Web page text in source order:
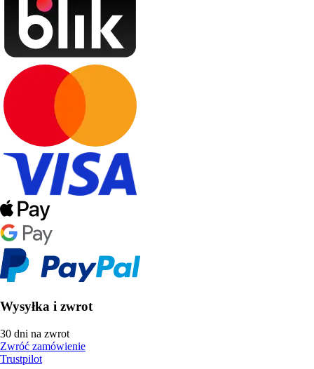
Wysyłka i zwrot
30 dni na zwrot
Zwróć zamówienie
Trustpilot